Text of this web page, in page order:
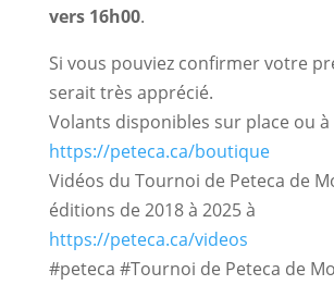
vers 16h00.
Si vous pouviez confirmer votre
serait très apprécié.
Volants disponibles sur place ou à
https://peteca.ca/boutique
Vidéos du Tournoi de Peteca de
éditions de 2018 à 2025 à
https://peteca.ca/videos
#peteca #Tournoi de Peteca de